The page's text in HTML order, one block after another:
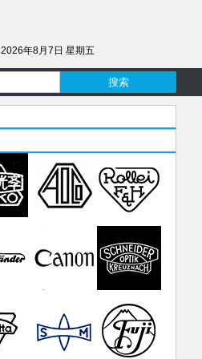
2026年8月7日 星期五